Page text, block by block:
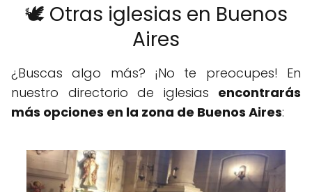
🕊️ Otras iglesias en Buenos
Aires
¿Buscas algo más? ¡No te preocupes! En
nuestro directorio de iglesias encontrarás
más opciones en la zona de Buenos Aires: